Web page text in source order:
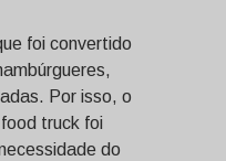
foi convertido
Por isso, o
truck foi
do